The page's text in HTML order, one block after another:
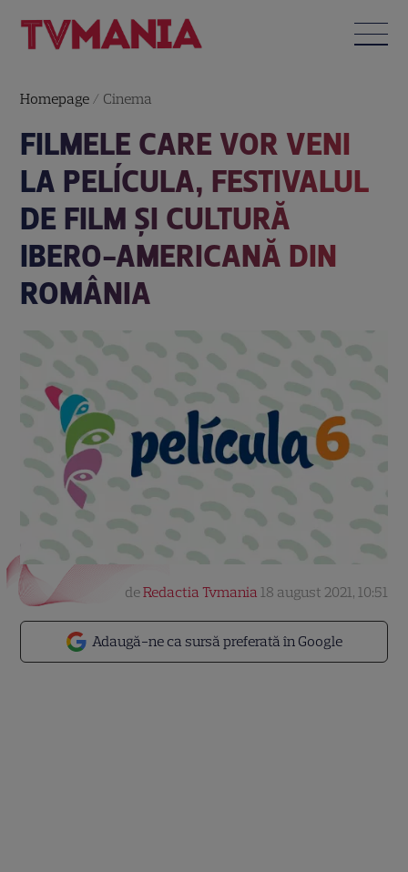
Homepage / Cinema
FILMELE CARE VOR VENI
LA PELÍCULA, FESTIVALUL
DE FILM ȘI CULTURĂ
IBERO-AMERICANĂ DIN
ROMÂNIA
Adaugă-ne ca sursă preferată în Google
deRedactia Tvmania 18 august 2021, 10:51